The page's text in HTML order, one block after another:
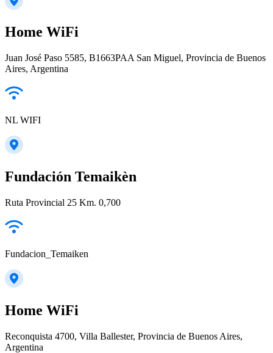
Home WiFi
Juan José Paso 5585, B1663PAA San Miguel, Provincia de Buenos
Aires, Argentina
NL WIFI
Fundación Temaikèn
Ruta Provincial 25 Km. 0,700
Fundacion_Temaiken
Home WiFi
Reconquista 4700, Villa Ballester, Provincia de Buenos Aires,
Argentina